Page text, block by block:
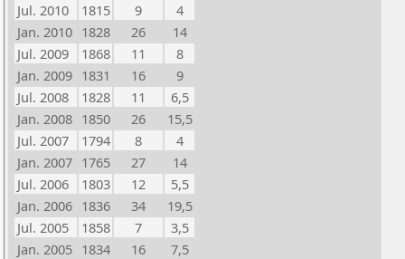
Jul. 2010
1815 9
4
Jan. 2010 1828 26
14
Jul. 2009
1868 11
8
Jan. 2009 1831 16
9
Jul. 2008
1828 11
6,5
Jan. 2008 1850 26
15,5
Jul. 2007
1794 8
4
Jan. 2007 1765 27
14
Jul. 2006
1803 12
5,5
Jan. 2006 1836 34
19,5
Jul. 2005
1858 7
3,5
Jan. 2005 1834 16
7,5